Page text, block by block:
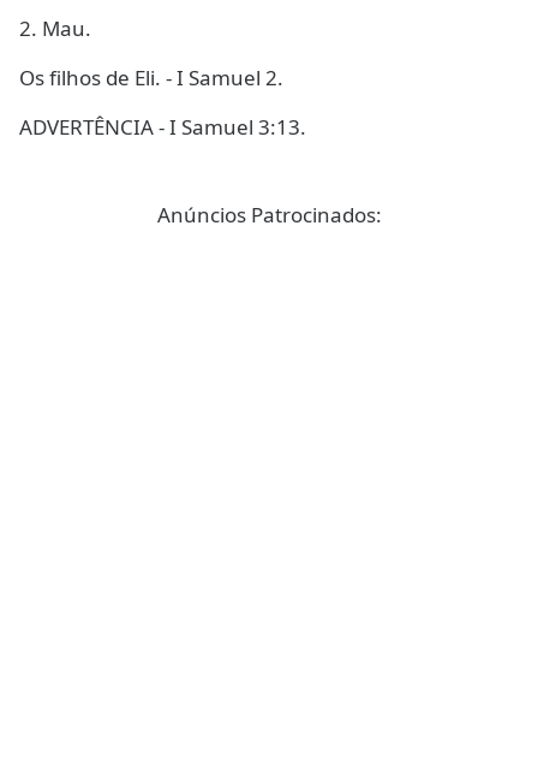
2. Mau.
Os filhos de Eli. - I Samuel 2.
ADVERTÊNCIA - I Samuel 3:13.
Anúncios Patrocinados: